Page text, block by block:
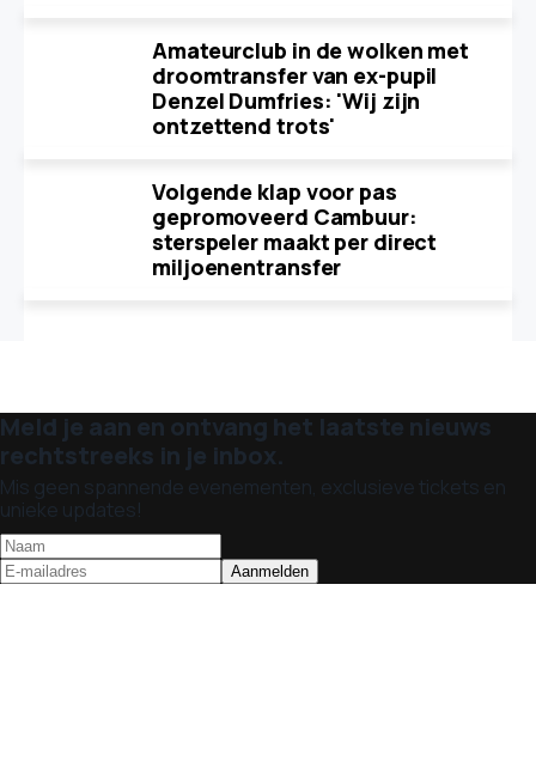
Amateurclub in de wolken met
droomtransfer van ex-pupil
Denzel Dumfries: 'Wij zijn
ontzettend trots'
Volgende klap voor pas
gepromoveerd Cambuur:
sterspeler maakt per direct
miljoenentransfer
Meld je aan en ontvang het laatste nieuws
rechtstreeks in je inbox.
Mis geen spannende evenementen, exclusieve tickets en
unieke updates!